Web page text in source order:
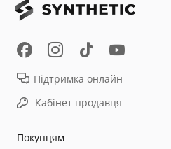
Покупцям
Підтримка онлайн
Кабінет продавця